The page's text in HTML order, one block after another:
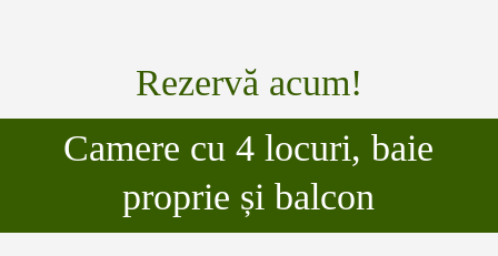
Rezervă acum!
Camere cu 4 locuri, baie
proprie și balcon